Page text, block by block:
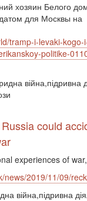
хозяин Белого
для Москвы на
tramp-i-levaki-
politike-
війна,підривна
could
experiences of
news/2019/11/09/
війна,підривна